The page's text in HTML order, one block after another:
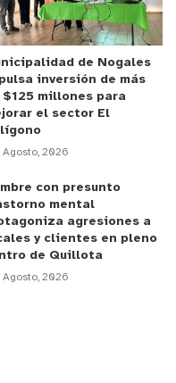
a los brasileños,
partido la mayor
igualado y con
una oportunidad
pero, al minuto
por la banda,
para abrir el
del primer tiempo.
tuvieron
Cardozo empató
luego de un tiro
en el área al minuto
de Nogales
inversión de más
$125 millones para
el sector El
Agosto, 2026
con presunto
mental
agresiones a
y clientes en pleno
de Quillota
Agosto, 2026